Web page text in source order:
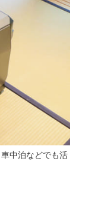
中泊などでも活